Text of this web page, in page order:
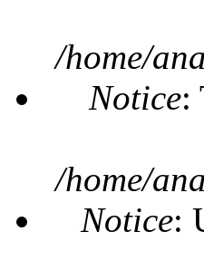
/home/
Notice:
/home/
Notice: